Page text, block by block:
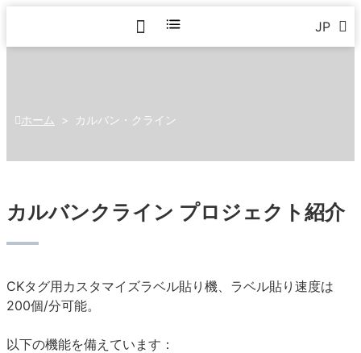
JP
ホーム > カルバン・クライン
カルバンクライン プロジェクト紹介
CKタグ用カスタマイズラベル貼り機、ラベル貼り速度は
200個/分可能。
以下の機能を備えています：